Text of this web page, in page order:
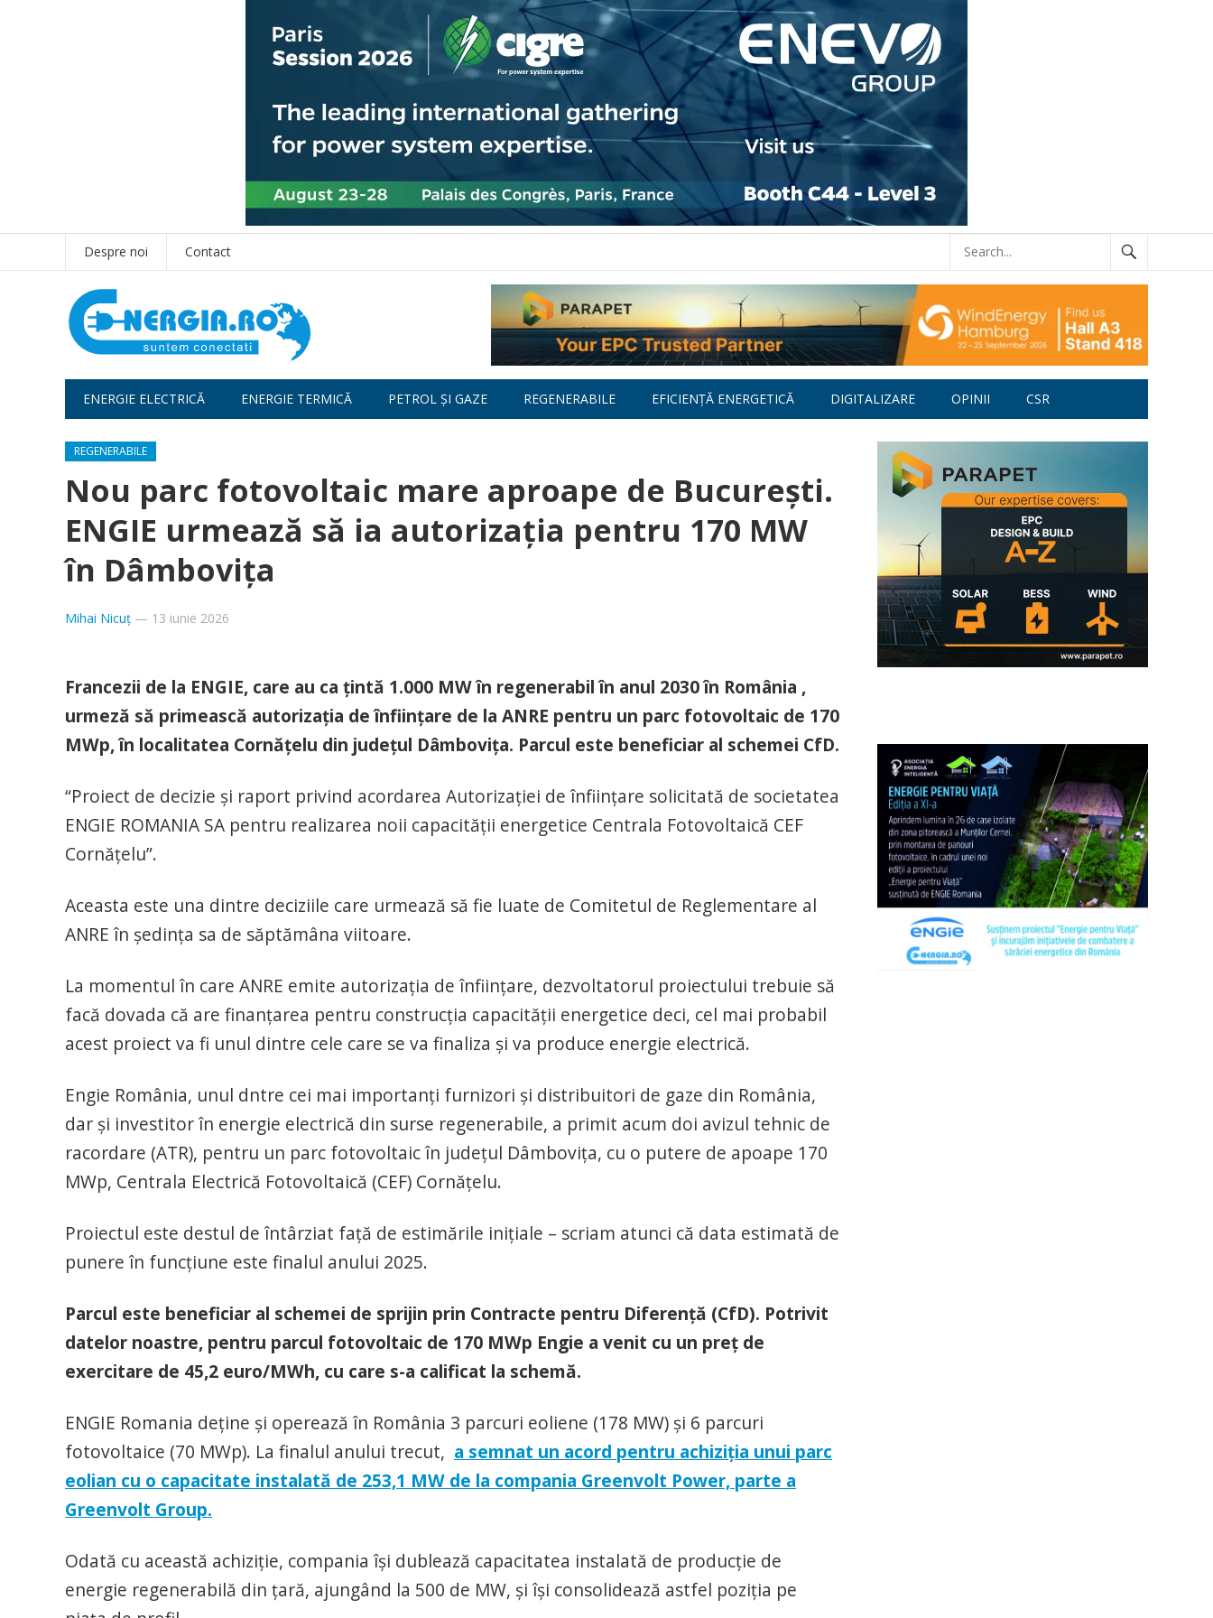
Despre noi Contact
ENERGIE ELECTRICĂ ENERGIE TERMICĂ PETROL ȘI GAZE REGENERABILE EFICIENȚĂ ENERGETICĂ DIGITALIZARE OPINII CSR
REGENERABILE
Nou parc fotovoltaic mare aproape de București.
ENGIE urmează să ia autorizația pentru 170 MW
în Dâmbovița
Mihai Nicuț — 13 iunie 2026
Francezii de la ENGIE, care au ca țintă 1.000 MW în regenerabil în anul 2030 în România ,
urmeză să primească autorizația de înființare de la ANRE pentru un parc fotovoltaic de 170
MWp, în localitatea Cornățelu din județul Dâmbovița. Parcul este beneficiar al schemei CfD.
“Proiect de decizie și raport privind acordarea Autorizaţiei de înfiinţare solicitată de societatea
ENGIE ROMANIA SA pentru realizarea noii capacităţii energetice Centrala Fotovoltaică CEF
Cornățelu”.
Aceasta este una dintre deciziile care urmează să fie luate de Comitetul de Reglementare al
ANRE în ședința sa de săptămâna viitoare.
La momentul în care ANRE emite autorizația de înființare, dezvoltatorul proiectului trebuie să
facă dovada că are finanțarea pentru construcția capacității energetice deci, cel mai probabil
acest proiect va fi unul dintre cele care se va finaliza și va produce energie electrică.
Engie România, unul dntre cei mai importanți furnizori și distribuitori de gaze din România,
dar și investitor în energie electrică din surse regenerabile, a primit acum doi avizul tehnic de
racordare (ATR), pentru un parc fotovoltaic în județul Dâmbovița, cu o putere de apoape 170
MWp, Centrala Electrică Fotovoltaică (CEF) Cornățelu.
Proiectul este destul de întârziat față de estimările inițiale – scriam atunci că data estimată de
punere în funcțiune este finalul anului 2025.
Parcul este beneficiar al schemei de sprijin prin Contracte pentru Diferență (CfD). Potrivit
datelor noastre, pentru parcul fotovoltaic de 170 MWp Engie a venit cu un preț de
exercitare de 45,2 euro/MWh, cu care s-a calificat la schemă.
ENGIE Romania deține și operează în România 3 parcuri eoliene (178 MW) și 6 parcuri
fotovoltaice (70 MWp). La finalul anului trecut, a semnat un acord pentru achiziția unui parc
eolian cu o capacitate instalată de 253,1 MW de la compania Greenvolt Power, parte a
Greenvolt Group.
Odată cu această achiziție, compania își dublează capacitatea instalată de producție de
energie regenerabilă din țară, ajungând la 500 de MW, și își consolidează astfel poziția pe